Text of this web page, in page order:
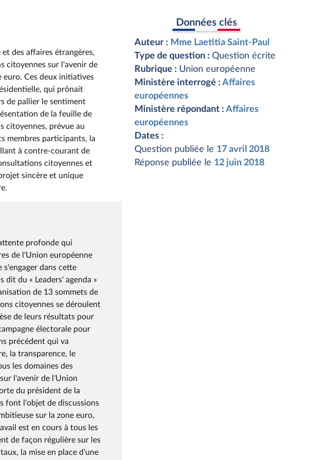
des affaires étrangères,
citoyennes sur l'avenir de
euro. Ces deux initiatives
qui prônait
de pallier le sentiment
de la feuille de
citoyennes, prévue au
membres participants, la
à contre-courant de
citoyennes et
sincère et unique
profonde qui
de l'Union européenne
dans cette
du « Leaders' agenda »
de 13 sommets de
citoyennes se déroulent
de leurs résultats pour
électorale pour
précédent qui va
la transparence, le
les domaines des
l'avenir de l'Union
du président de la
font l'objet de discussions
sur la zone euro,
est en cours à tous les
de façon régulière sur les
la mise en place d'une
Données clés
Auteur : Mme Laetitia Saint-Paul
Type de question : Question écrite
Rubrique : Union européenne
Ministère interrogé : Affaires
européennes
Ministère répondant : Affaires
européennes
Dates :
Question publiée le 17 avril 2018
Réponse publiée le 12 juin 2018